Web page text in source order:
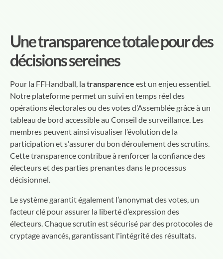
Une transparence totale pour des
décisions sereines
Pour la FFHandball, latransparence est un enjeu essentiel.
Notre plateforme permet un suivi en temps réel des
opérations électorales ou des votes d’Assemblée grâce à un
tableau de bord accessible au Conseil de surveillance. Les
membres peuvent ainsi visualiser l’évolution de la
participation et s'assurer du bon déroulement des scrutins.
Cette transparence contribue à renforcer la confiance des
électeurs et des parties prenantes dans le processus
décisionnel.
Le système garantit également l’anonymat des votes, un
facteur clé pour assurer la liberté d’expression des
électeurs. Chaque scrutin est sécurisé par des protocoles de
cryptage avancés, garantissant l'intégrité des résultats.